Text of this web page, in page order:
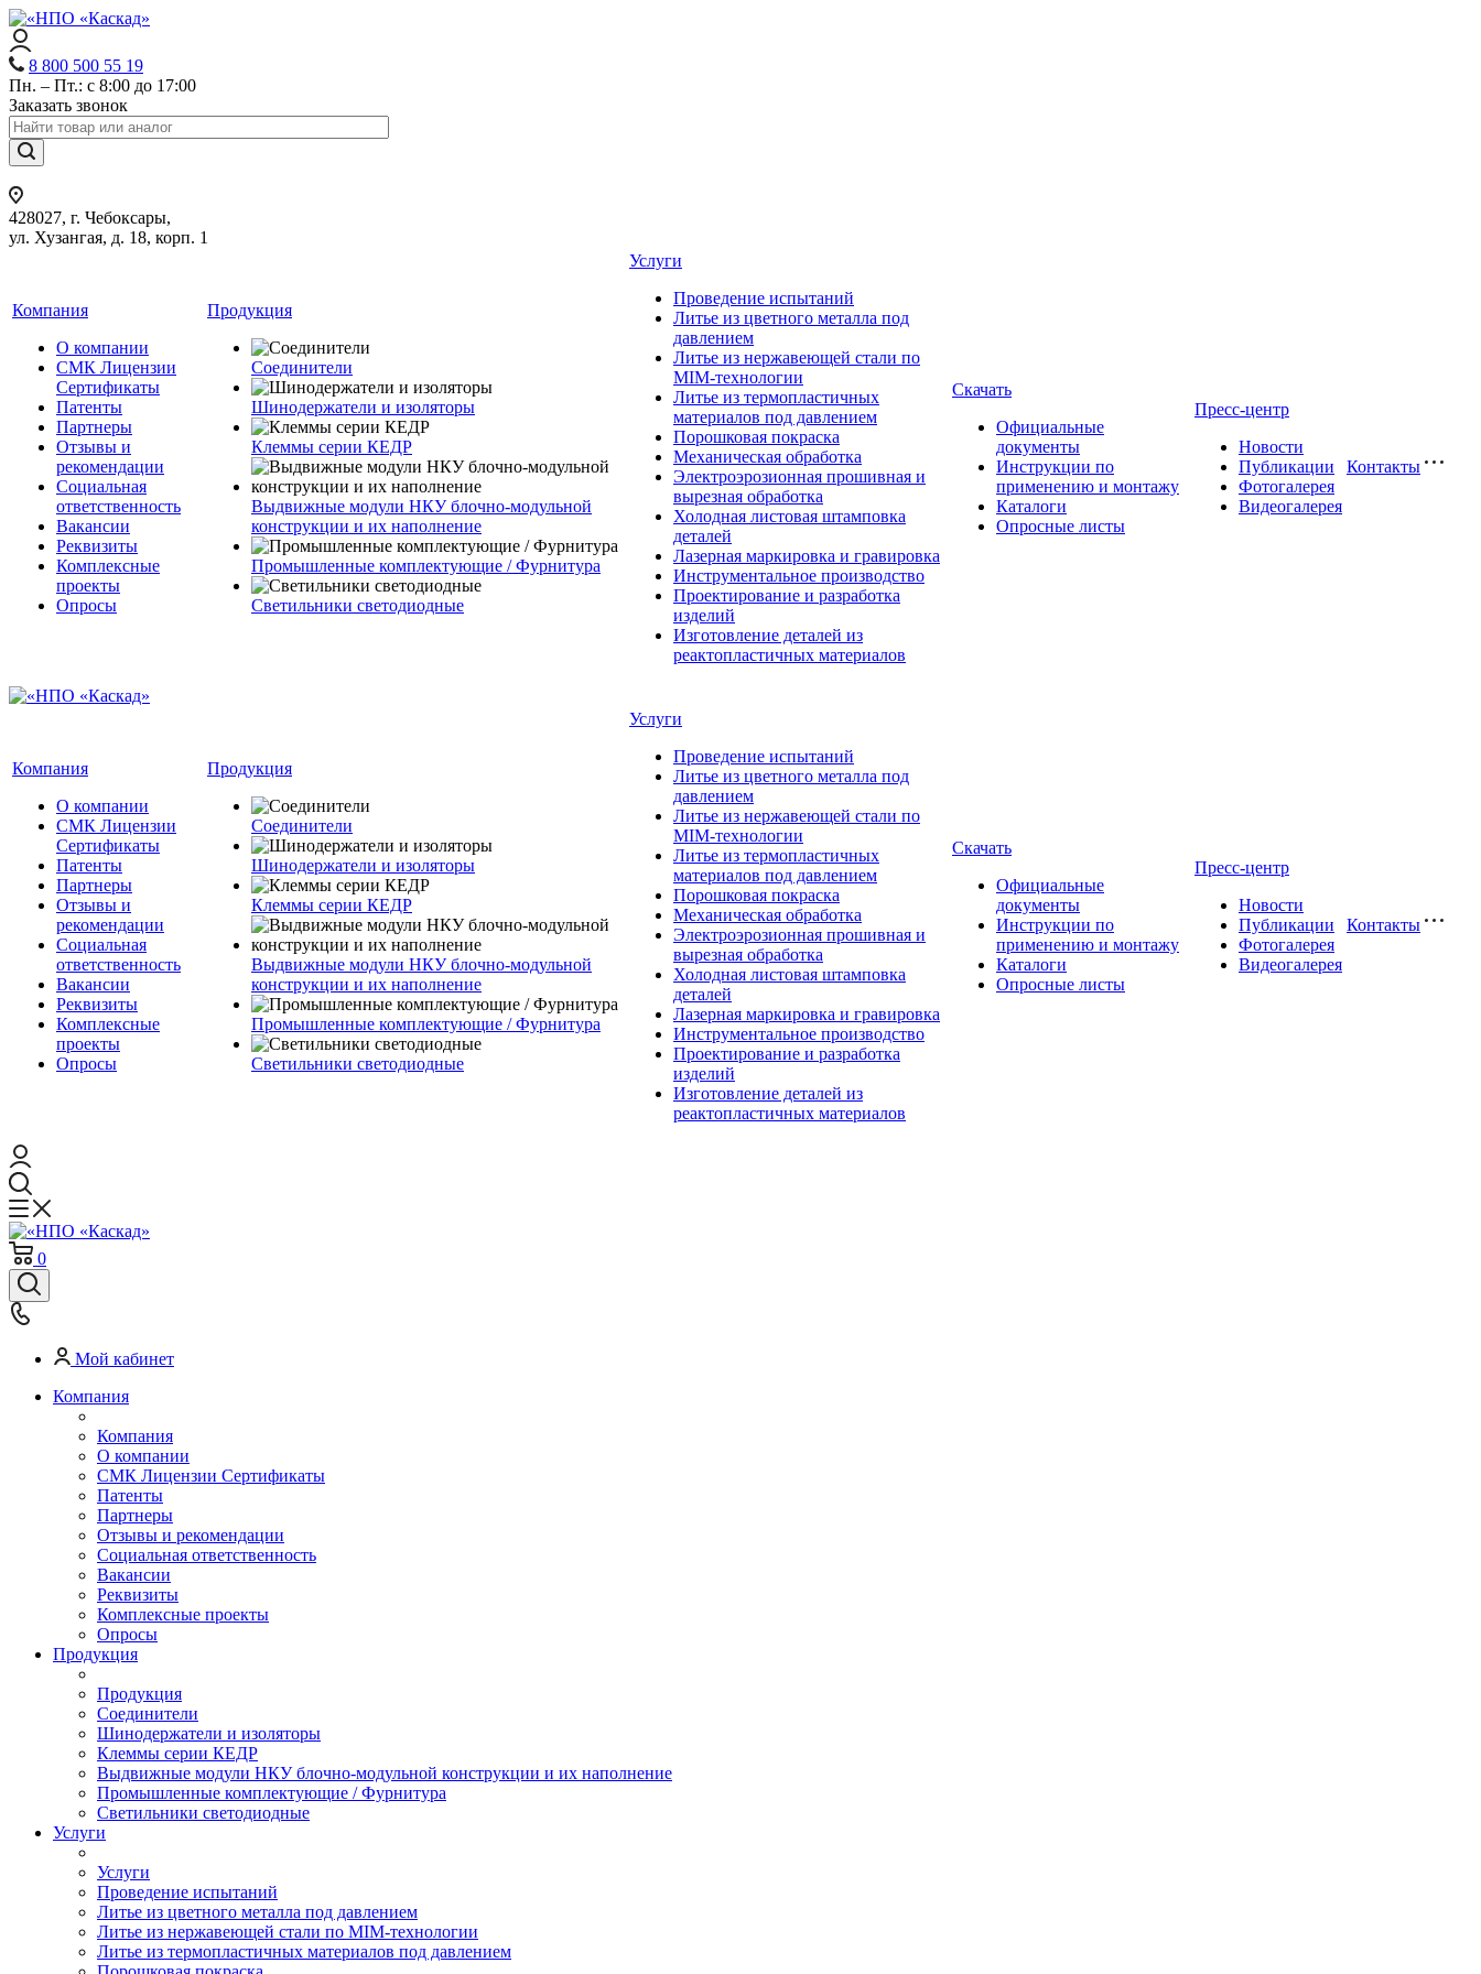
8 800 500 55 19
Пн. – Пт.: с 8:00 до 17:00
Заказать звонок
428027, г. Чебоксары,
ул. Хузангая, д. 18, корп. 1
Компания
О компании
СМК Лицензии
Сертификаты
Патенты
Партнеры
Отзывы и
рекомендации
Социальная
ответственность
Вакансии
Реквизиты
Комплексные
проекты
Опросы
Продукция
Соединители
Шинодержатели и изоляторы
Клеммы серии КЕДР
Выдвижные модули НКУ блочно-модульной
конструкции и их наполнение
Промышленные комплектующие / Фурнитура
Светильники светодиодные
Услуги
Проведение испытаний
Литье из цветного металла под
давлением
Литье из нержавеющей стали по
MIM-технологии
Литье из термопластичных
материалов под давлением
Порошковая покраска
Механическая обработка
Электроэрозионная прошивная и
вырезная обработка
Холодная листовая штамповка
деталей
Лазерная маркировка и гравировка
Инструментальное производство
Проектирование и разработка
изделий
Изготовление деталей из
реактопластичных материалов
Скачать
Официальные
документы
Инструкции по
применению и монтажу
Каталоги
Опросные листы
Пресс-центр
Новости
Публикации
Фотогалерея
Видеогалерея
Контакты
Компания
О компании
СМК Лицензии
Сертификаты
Патенты
Партнеры
Отзывы и
рекомендации
Социальная
ответственность
Вакансии
Реквизиты
Комплексные
проекты
Опросы
Продукция
Соединители
Шинодержатели и изоляторы
Клеммы серии КЕДР
Выдвижные модули НКУ блочно-модульной
конструкции и их наполнение
Промышленные комплектующие / Фурнитура
Светильники светодиодные
Услуги
Проведение испытаний
Литье из цветного металла под
давлением
Литье из нержавеющей стали по
MIM-технологии
Литье из термопластичных
материалов под давлением
Порошковая покраска
Механическая обработка
Электроэрозионная прошивная и
вырезная обработка
Холодная листовая штамповка
деталей
Лазерная маркировка и гравировка
Инструментальное производство
Проектирование и разработка
изделий
Изготовление деталей из
реактопластичных материалов
Скачать
Официальные
документы
Инструкции по
применению и монтажу
Каталоги
Опросные листы
Пресс-центр
Новости
Публикации
Фотогалерея
Видеогалерея
Контакты
0
Мой кабинет
Компания
Компания
О компании
СМК Лицензии Сертификаты
Патенты
Партнеры
Отзывы и рекомендации
Социальная ответственность
Вакансии
Реквизиты
Комплексные проекты
Опросы
Продукция
Продукция
Соединители
Шинодержатели и изоляторы
Клеммы серии КЕДР
Выдвижные модули НКУ блочно-модульной конструкции и их наполнение
Промышленные комплектующие / Фурнитура
Светильники светодиодные
Услуги
Услуги
Проведение испытаний
Литье из цветного металла под давлением
Литье из нержавеющей стали по MIM-технологии
Литье из термопластичных материалов под давлением